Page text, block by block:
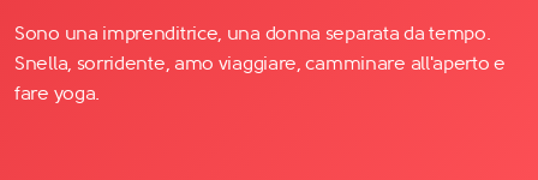
Sono una imprenditrice, una donna separata da tempo.
Snella, sorridente, amo viaggiare, camminare all'aperto e
fare yoga.